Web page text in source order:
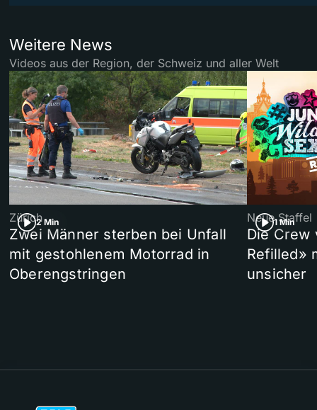
Weitere News
Videos aus der Region, der Schweiz und aller Welt
2 Min
Zürich
Zwei Männer sterben bei Unfall
mit gestohlenem Motorrad in
Oberengstringen
1 Min
Neue Staffel
Die Crew
Refilled»
unsicher